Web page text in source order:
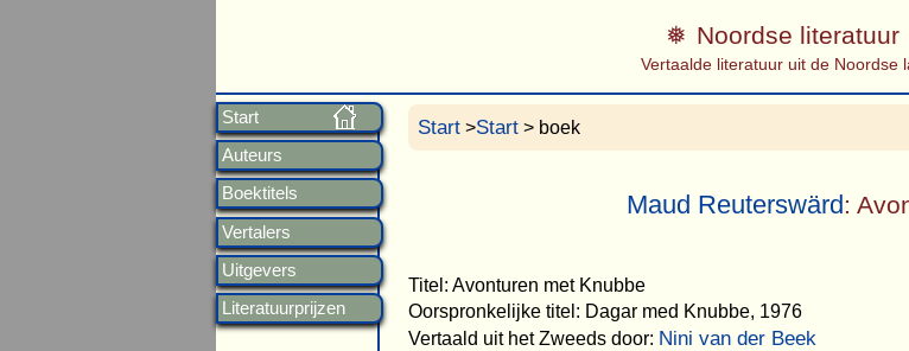
Start
Auteurs
Boektitels
Vertalers
Uitgevers
Literatuurprijzen
Noordse literatuur
Vertaalde literatuur uit de Noordse
Start >Start > boek
Maud Reuterswärd:
Titel: Avonturen met Knubbe
Oorspronkelijke titel: Dagar med Knubbe, 1976
Vertaald uit het Zweeds door: Nini van der Beek